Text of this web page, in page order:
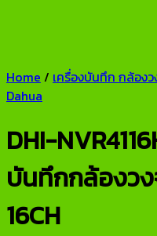
Home / เครื่องบันทึก กล้อง
Dahua
DHI-
บันทึกกล้องว
16CH